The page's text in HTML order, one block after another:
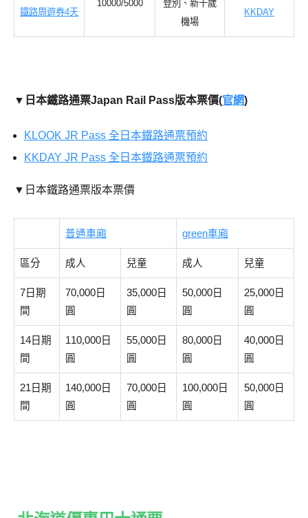
鐵路周遊券4天
10000/5000
登別、新千歲
機場
KKDAY
▼日本鐵路通票Japan Rail Pass版本票價(官網)
KLOOK JR Pass 全日本鐵路通票預約
KKDAY JR Pass 全日本鐵路通票預約
▼日本鐵路通票版本票價
普通車廂 green車廂
區分 成人 兒童 成人 兒童
7日期
間
70,000日
圓
35,000日
圓
50,000日
圓
25,000日
圓
14日期
間
110,000日
圓
55,000日
圓
80,000日
圓
40,000日
圓
21日期
間
140,000日
圓
70,000日
圓
100,000日
圓
50,000日
圓